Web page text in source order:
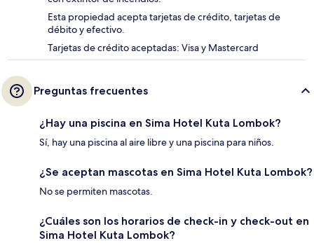
Esta propiedad acepta tarjetas de crédito, tarjetas de
débito y efectivo.
Tarjetas de crédito aceptadas: Visa y Mastercard
Preguntas frecuentes
¿Hay una piscina en Sima Hotel Kuta Lombok?
Sí, hay una piscina al aire libre y una piscina para niños.
¿Se aceptan mascotas en Sima Hotel Kuta Lombok?
No se permiten mascotas.
¿Cuáles son los horarios de check-in y check-out en
Sima Hotel Kuta Lombok?